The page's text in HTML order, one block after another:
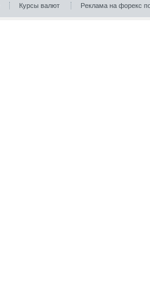
Курсы валют Реклама на форекс